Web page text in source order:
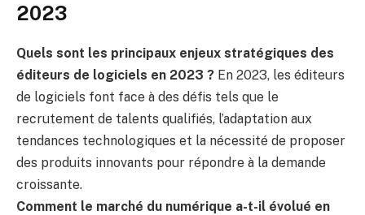
2023
Quels sont les principaux enjeux stratégiques des
éditeurs de logiciels en 2023 ? En 2023, les éditeurs
de logiciels font face à des défis tels que le
recrutement de talents qualifiés, l’adaptation aux
tendances technologiques et la nécessité de proposer
des produits innovants pour répondre à la demande
croissante.
Comment le marché du numérique a-t-il évolué en